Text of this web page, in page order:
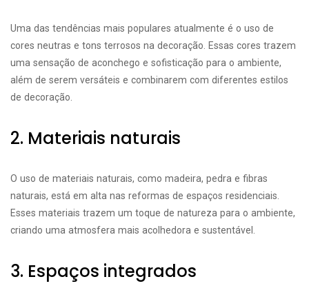
Uma das tendências mais populares atualmente é o uso de
cores neutras e tons terrosos na decoração. Essas cores trazem
uma sensação de aconchego e sofisticação para o ambiente,
além de serem versáteis e combinarem com diferentes estilos
de decoração.
2. Materiais naturais
O uso de materiais naturais, como madeira, pedra e fibras
naturais, está em alta nas reformas de espaços residenciais.
Esses materiais trazem um toque de natureza para o ambiente,
criando uma atmosfera mais acolhedora e sustentável.
3. Espaços integrados